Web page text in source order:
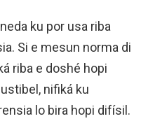
ku por usa riba
Si e mesun norma di
riba e doshé hopi
nifiká ku
lo bira hopi difísil.